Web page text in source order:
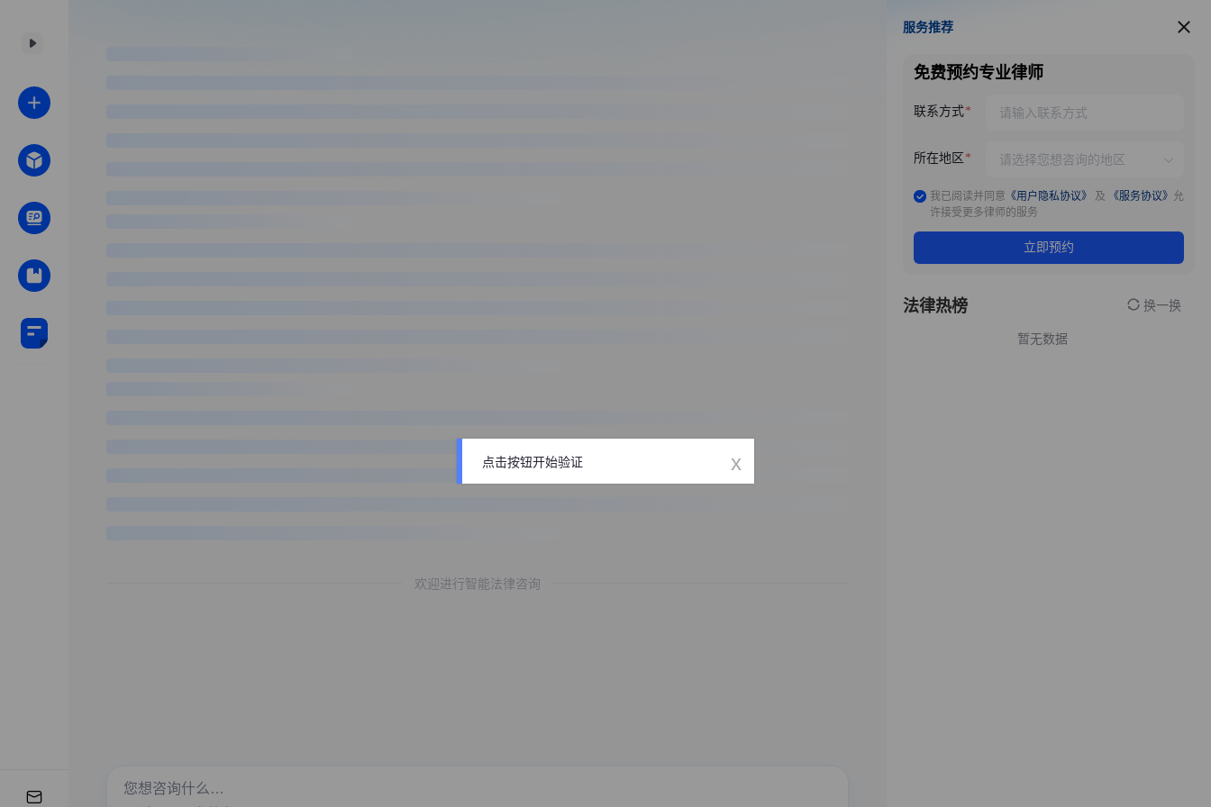
欢迎进行智能法律咨询
服务推荐
服务推荐
免费预约专业律师
联系方式
所在地区
我已阅读并同意 《用户隐私协议》 及 《服务协议》 允
许接受更多律师的服务
立即预约
法律热榜 换一换
暂无数据
点击按钮开始验证 x